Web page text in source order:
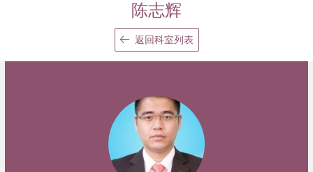
陈志辉
返回科室列表